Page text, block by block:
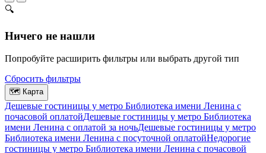
🔍
Ничего не нашли
Попробуйте расширить фильтры или выбрать другой тип
Сбросить фильтры
🗺 Карта
Дешевые гостиницы у метро Библиотека имени Ленина c
почасовой оплатойДешевые гостиницы у метро Библиотека
имени Ленина с оплатой за ночьДешевые гостиницы у метро
Библиотека имени Ленина c посуточной оплатойНедорогие
гостиницы у метро Библиотека имени Ленина c почасовой